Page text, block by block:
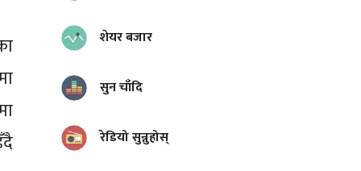
शेयर बजार
सुन चाँदि
रेडियो सुन्नुहोस्